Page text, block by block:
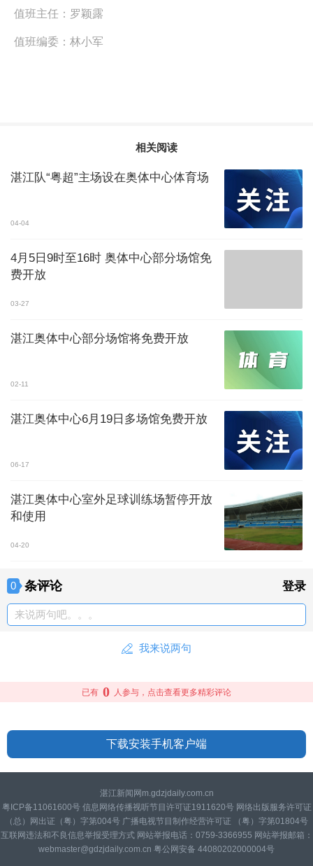
值班主任： 罗颖露
值班编委： 林小军
相关阅读
湛江队“粤超”主场设在奥体中心体育场
04-04
4月5日9时至16时 奥体中心部分场馆免
费开放
03-27
湛江奥体中心部分场馆将免费开放
02-11
湛江奥体中心6月19日多场馆免费开放
06-17
湛江奥体中心室外足球训练场暂停开放
和使用
04-20
0 条评论 登录
来说两句吧。。。
我来说两句
已有 0 人参与，点击查看更多精彩评论
下载安装手机客户端
湛江新闻网m.gdzjdaily.com.cn
粤ICP备11061600号 信息网络传播视听节目许可证1911620号 网络出版服务许可证
（总）网出证（粤）字第004号 广播电视节目制作经营许可证 （粤）字第01804号
互联网违法和不良信息举报受理方式 网站举报电话：0759-3366955 网站举报邮箱：
webmaster@gdzjdaily.com.cn 粤公网安备 44080202000004号